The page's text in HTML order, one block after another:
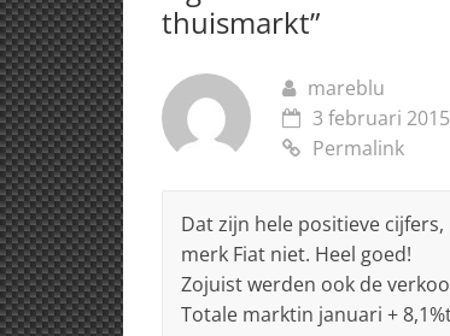
p o
thuismarkt”
mareblu
3 februari
Permalink
Dat zijn hele positieve
merk Fiat niet. Heel goed!
Zojuist werden ook de
Totale marktin januari +